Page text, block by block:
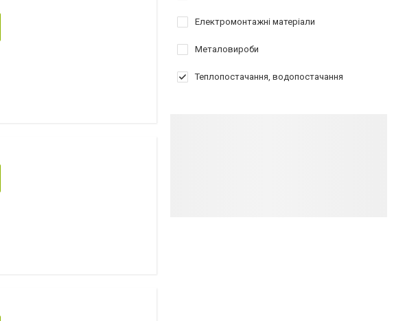
Електромонтажні матеріали
Металовироби
Теплопостачання, водопостачання